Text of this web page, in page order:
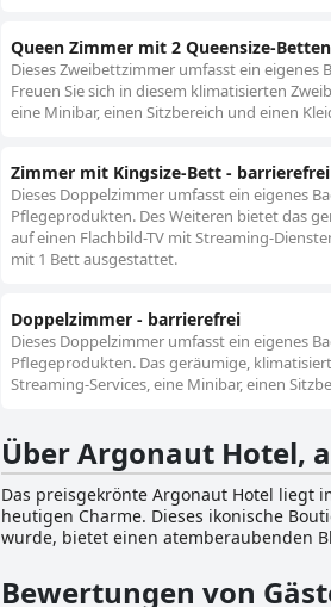
Queen Zimmer mit 2 Queensize-
Dieses Zweibettzimmer umfasst ein
Freuen Sie sich in diesem klimatisierten
eine Minibar, einen Sitzbereich und einen
Zimmer mit Kingsize-Bett - barrierefrei
Dieses Doppelzimmer umfasst ein eigenes
Pflegeprodukten. Des Weiteren bietet das
auf einen Flachbild-TV mit Streaming-
mit 1 Bett ausgestattet.
Doppelzimmer - barrierefrei
Dieses Doppelzimmer umfasst ein eigenes
Pflegeprodukten. Das geräumige,
Streaming-Services, eine Minibar, einen
Über Argonaut Hotel,
Das preisgekrönte Argonaut Hotel liegt
heutigen Charme. Dieses ikonische
wurde, bietet einen atemberaubenden
Stadt. Das Argonaut Hotel ist im historischen Haslett-Warehouse-Gebäude untergebracht, dessen Charakter sich in den freiliegenden
Ziegelwänden, den Douglasienbalken
Bewertungen von